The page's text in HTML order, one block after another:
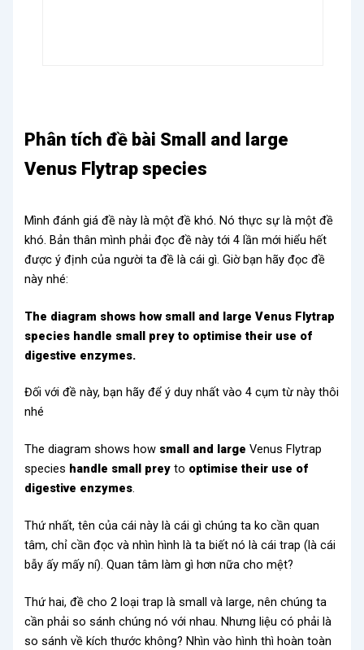
Phân tích đề bài Small and large
Venus Flytrap species
Mình đánh giá đề này là một đề khó. Nó thực sự là một đề
khó. Bản thân mình phải đọc đề này tới 4 lần mới hiểu hết
được ý định của người ta đề là cái gì. Giờ bạn hãy đọc đề
này nhé:
The diagram shows how small and large Venus Flytrap
species handle small prey to optimise their use of
digestive enzymes.
Đối với đề này, bạn hãy để ý duy nhất vào 4 cụm từ này thôi
nhé
The diagram shows how small and large Venus Flytrap
species handle small prey to optimise their use of
digestive enzymes.
Thứ nhất, tên của cái này là cái gì chúng ta ko cần quan
tâm, chỉ cần đọc và nhìn hình là ta biết nó là cái trap (là cái
bẫy ấy mấy ní). Quan tâm làm gì hơn nữa cho mệt?
Thứ hai, đề cho 2 loại trap là small và large, nên chúng ta
cần phải so sánh chúng nó với nhau. Nhưng liệu có phải là
so sánh về kích thước không? Nhìn vào hình thì hoàn toàn